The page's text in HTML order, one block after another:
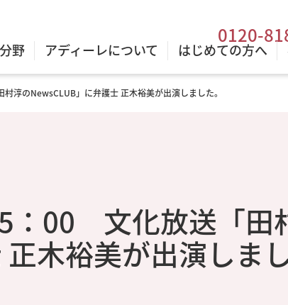
0120-
野 アディーレについて はじめての方へ
のNewsCLUB」に弁護士 正木裕美が出演しました。
00 文化放送「田
木裕美が出演しまし